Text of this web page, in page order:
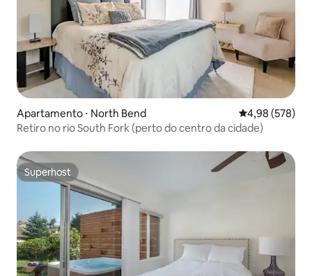
Apartamento ⋅ North Bend 4,98 de uma
4,98 (578)
Retiro no rio South Fork (perto do centro da cidade)
Superhost
Superhost